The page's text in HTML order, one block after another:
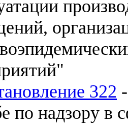
322
по надзору в